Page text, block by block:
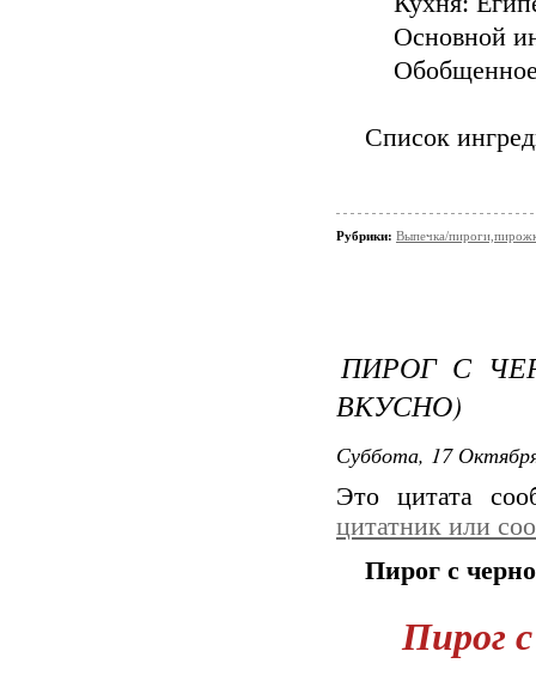
Основной
Обобщенное
Список
Рубрики: Выпечка/
ПИРОГ С
ВКУСНО)
Суббота, 17
Это цитата
цитатник или
Пирог с
Пирог